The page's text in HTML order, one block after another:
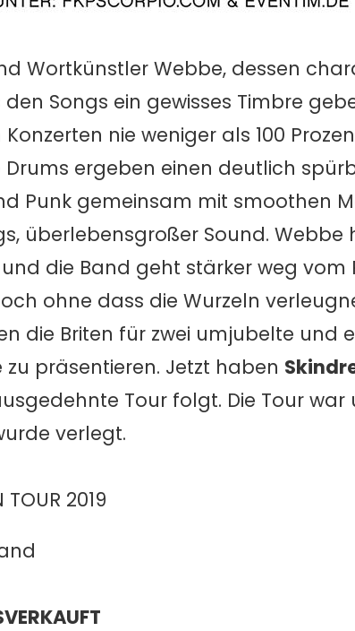
Wortkünstler Webbe, dessen
Songs ein gewisses Timbre
nie weniger als 100
ergeben einen deutlich
Punk gemeinsam mit smoothen
überlebensgroßer Sound. Webbe
die Band geht stärker weg vom
ohne dass die Wurzeln
die Briten für zwei umjubelte und
präsentieren. Jetzt haben
Tour folgt. Die Tour
verlegt.
2019